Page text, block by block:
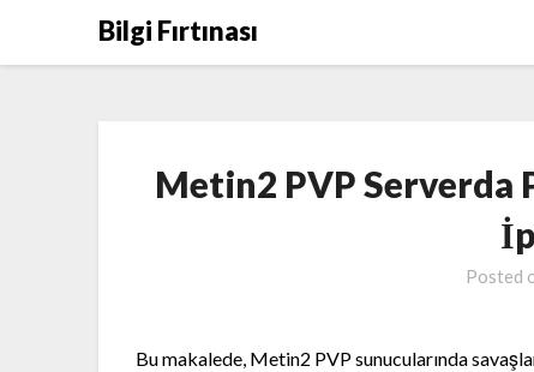
Bilgi Fırtınası
Metin2 PVP Serverda
Posted
Bu makalede, Metin2 PVP sunucularında